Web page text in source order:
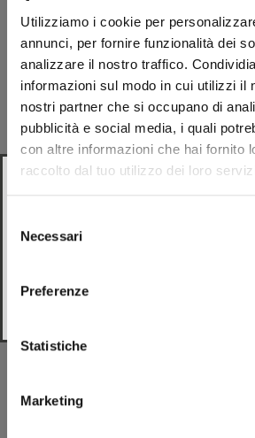
Utilizziamo i cookie per
annunci, per fornire funzionalità dei
analizzare il nostro traffico.
informazioni sul modo in cui utilizzi il
nostri partner che si occupano di
pubblicità e social media, i quali
con altre informazioni che hai fornito
raccolto dal tuo utilizzo dei loro
delNecessari
Preferenze
Statistiche
Marketing
Composición
Envío
Repuestos
Reseñas de Clientes
Este producto no ha recibido
Looks likeItalianis more
Italian
Change